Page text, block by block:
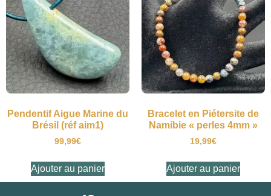
Pendentif Aigue Marine du
Brésil (réf aim1)
99,99€
Ajouter au panier
Bracelet en Piétersite de
Namibie « perles 4mm »
19,99€
Ajouter au panier